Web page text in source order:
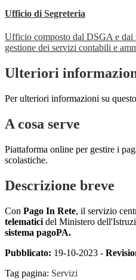
Ufficio di Segreteria
Ufficio composto dal DSGA e dai
gestione dei servizi contabili e
Ulteriori
Per ulteriori informazioni su
A cosa serve
Piattaforma online per gestire i
scolastiche.
Descrizione breve
Con Pago In Rete, il servizio
telematici del Ministero
sistema pagoPA.
Pubblicato: 19-10-2023 -
Tag pagina: Servizi